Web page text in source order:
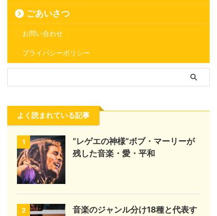
ごあいさつ
お問い合わせ
プライバシーポリシー
よく読まれている記事
1
“レゲエの神様”ボブ・マーリーが
残した音楽・愛・平和
2
音楽のジャンル分け18種と代表す